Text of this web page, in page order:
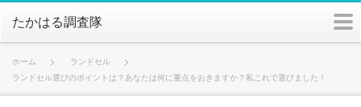
たかはる調査隊
ホーム
ランドセル
ランドセル選びのポイントは？あなたは何に重点をおきますか？私これで選びました！